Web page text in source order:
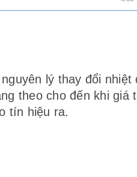
lý thay đổi
theo cho đến khi giá
tín hiệu ra.